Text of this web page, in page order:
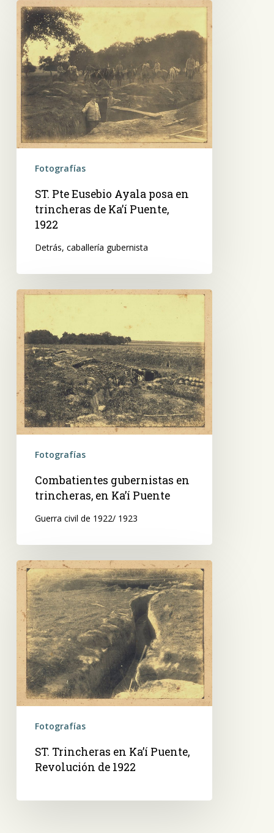
ST.
Pte
Eusebio
Ayala
posa
en
trincheras
de
Ka’í
Puente,
Fotografías
ST. Pte Eusebio Ayala posa en
trincheras de Ka’í Puente,
1922
Detrás, caballería gubernista
Combatientes
gubernistas
trincheras,
en
Ka’í
Puente
Fotografías
Combatientes gubernistas en
trincheras, en Ka’í Puente
Guerra civil de 1922/ 1923
ST.
Trincheras
Ka’í
Puente,
Revolución
de
1922
Fotografías
ST. Trincheras en Ka’í Puente,
Revolución de 1922